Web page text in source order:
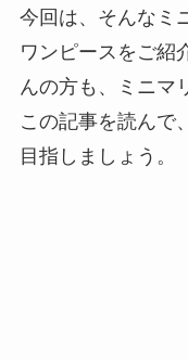
今回は、そんなミ
ワンピースをご紹
んの方も、ミニマ
この記事を読んで
目指しましょう。